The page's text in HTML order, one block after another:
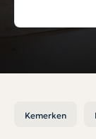
Kemerken